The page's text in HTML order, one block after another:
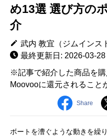
め13選 選び方の
介
武内 教宜（ジムインス
最終更新日: 2026-03-28
※記事で紹介した商品を
Moovooに還元されること
Share
ボートを漕ぐような動きを繰